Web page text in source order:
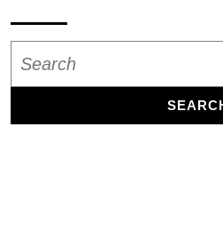
for: